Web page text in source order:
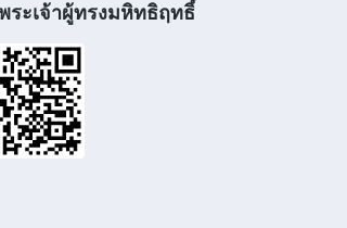
ะเจ้าผู้ทรงมหิทธิฤทธิ์